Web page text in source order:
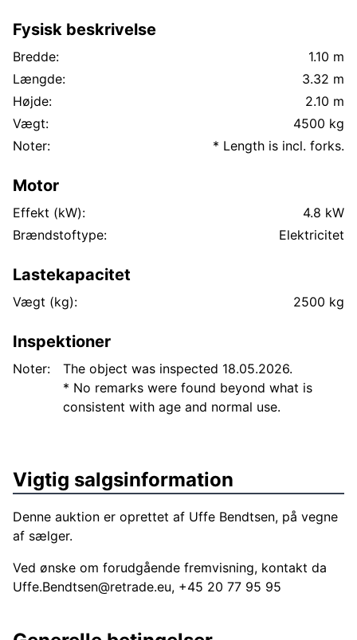
Fysisk beskrivelse
Bredde:
1.10 m
Længde:
3.32 m
Højde:
2.10 m
Vægt:
4500 kg
Noter:
* Length is incl. forks.
Motor
Effekt (kW):
4.8 kW
Brændstoftype:
Elektricitet
Lastekapacitet
Vægt (kg): 2500 kg
Inspektioner
Noter:
The object was inspected 18.05.2026.
* No remarks were found beyond what is
consistent with age and normal use.
Vigtig salgsinformation
Denne auktion er oprettet af Uffe Bendtsen, på vegne
af sælger.
Ved ønske om forudgående fremvisning, kontakt da
Uffe.Bendtsen@retrade.eu, +45 20 77 95 95